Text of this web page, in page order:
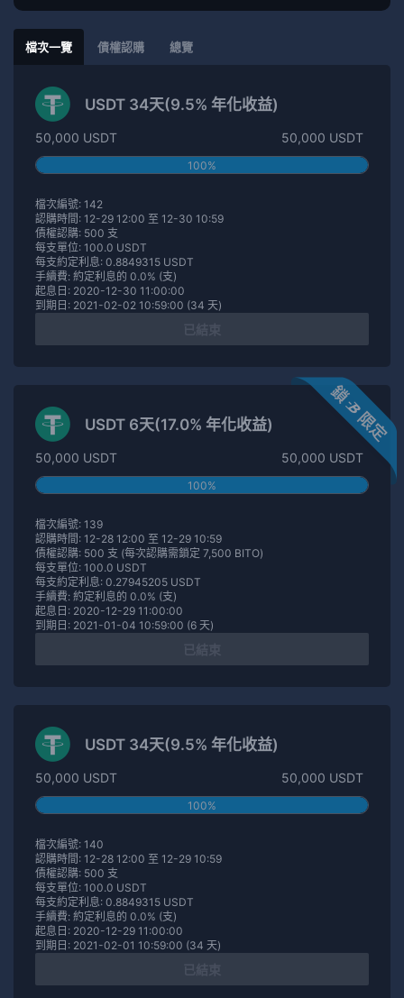
檔次一覽 債權認購 總覽
USDT 34天(9.5% 年化收益)
50,000 USDT 50,000 USDT
100%
檔次編號: 142
認購時間: 12-29 12:00 至 12-30 10:59
債權認購: 500 支
每支單位: 100.0 USDT
每支約定利息: 0.8849315 USDT
手續費: 約定利息的 0.0% (支)
起息日: 2020-12-30 11:00:00
到期日: 2021-02-02 10:59:00 (34 天)
USDT 6天(17.0% 年化收益)
50,000 USDT 50,000 USDT
100%
檔次編號: 139
認購時間: 12-28 12:00 至 12-29 10:59
債權認購: 500 支 (每次認購需鎖定 7,500 BITO)
每支單位: 100.0 USDT
每支約定利息: 0.27945205 USDT
手續費: 約定利息的 0.0% (支)
起息日: 2020-12-29 11:00:00
到期日: 2021-01-04 10:59:00 (6 天)
USDT 34天(9.5% 年化收益)
50,000 USDT 50,000 USDT
100%
檔次編號: 140
認購時間: 12-28 12:00 至 12-29 10:59
債權認購: 500 支
每支單位: 100.0 USDT
每支約定利息: 0.8849315 USDT
手續費: 約定利息的 0.0% (支)
起息日: 2020-12-29 11:00:00
到期日: 2021-02-01 10:59:00 (34 天)